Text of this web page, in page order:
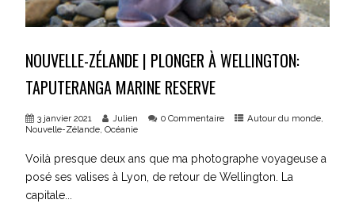
NOUVELLE-ZÉLANDE | PLONGER À WELLINGTON:
TAPUTERANGA MARINE RESERVE
3 janvier 2021 Julien 0 Commentaire Autour du monde,
Nouvelle-Zélande,Océanie
Voilà presque deux ans que ma photographe voyageuse a
posé ses valises à Lyon, de retour de Wellington. La
capitale...